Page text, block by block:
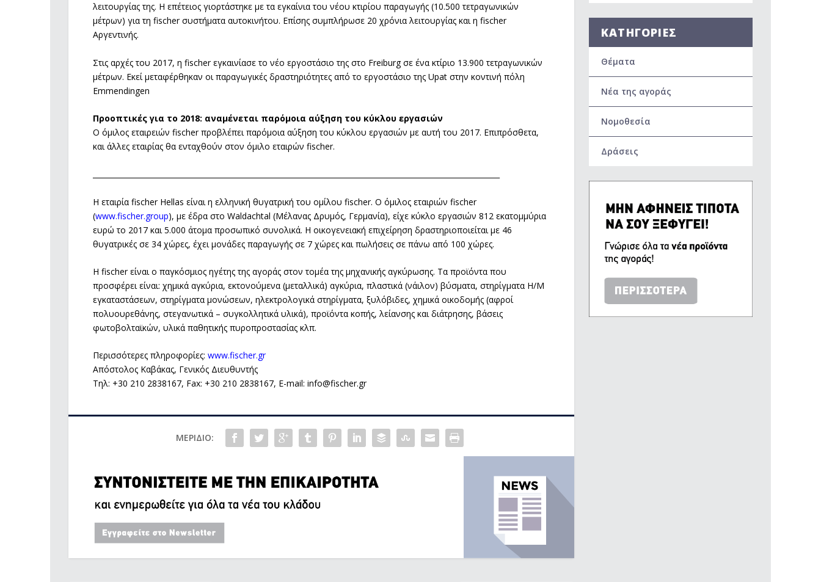
λειτουργίας της. Η επέτειος γιορτάστηκε με τα εγκαίνια του νέου κτιρίου παραγωγής (10.500 τετραγωνικών
μέτρων) για τη fischer συστήματα αυτοκινήτου. Επίσης συμπλήρωσε 20 χρόνια λειτουργίας και η fischer
Αργεντινής.
Στις αρχές του 2017, η fischer εγκαινίασε το νέο εργοστάσιο της στο Freiburg σε ένα κτίριο 13.900 τετραγωνικών
μέτρων. Εκεί μεταφέρθηκαν οι παραγωγικές δραστηριότητες από το εργοστάσιο της Upat στην κοντινή πόλη
Emmendingen
Προοπτικές για το 2018: αναμένεται παρόμοια αύξηση του κύκλου εργασιών
Ο όμιλος εταιρειών fischer προβλέπει παρόμοια αύξηση του κύκλου εργασιών με αυτή του 2017. Επιπρόσθετα,
και άλλες εταιρίας θα ενταχθούν στον όμιλο εταιρών fischer.
Η εταιρία fischer Hellas είναι η ελληνική θυγατρική του ομίλου fischer. Ο όμιλος εταιριών fischer
(www.fischer.group), με έδρα στο Waldachtal (Μέλανας Δρυμός, Γερμανία), είχε κύκλο εργασιών 812 εκατομμύρια
ευρώ το 2017 και 5.000 άτομα προσωπικό συνολικά. Η οικογενειακή επιχείρηση δραστηριοποιείται με 46
θυγατρικές σε 34 χώρες, έχει μονάδες παραγωγής σε 7 χώρες και πωλήσεις σε πάνω από 100 χώρες.
H fischer είναι ο παγκόσμιος ηγέτης της αγοράς στον τομέα της μηχανικής αγκύρωσης. Τα προϊόντα που
προσφέρει είναι: χημικά αγκύρια, εκτονούμενα (μεταλλικά) αγκύρια, πλαστικά (νάιλον) βύσματα, στηρίγματα Η/Μ
εγκαταστάσεων, στηρίγματα μονώσεων, ηλεκτρολογικά στηρίγματα, ξυλόβιδες, χημικά οικοδομής (αφροί
πολυουρεθάνης, στεγανωτικά – συγκολλητικά υλικά), προϊόντα κοπής, λείανσης και διάτρησης, βάσεις
φωτοβολταϊκών, υλικά παθητικής πυροπροστασίας κλπ.
Περισσότερες πληροφορίες: www.fischer.gr
Απόστολος Καβάκας, Γενικός Διευθυντής
Τηλ: +30 210 2838167, Fax: +30 210 2838167, E-mail: info@fischer.gr
ΜΕΡΊΔΙΟ:
ΚΑΤΗΓΟΡΙΕΣ
Θέματα
Νέα της αγοράς
Νομοθεσία
Δράσεις